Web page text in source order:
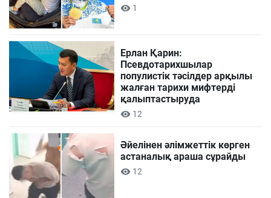
1
Ерлан Қарин:
Псевдотарихшылар
популистік тәсілдер арқылы
жалған тарихи мифтерді
қалыптастыруда
12
Әйелінен әлімжеттік көрген
астаналық араша сұрайды
12